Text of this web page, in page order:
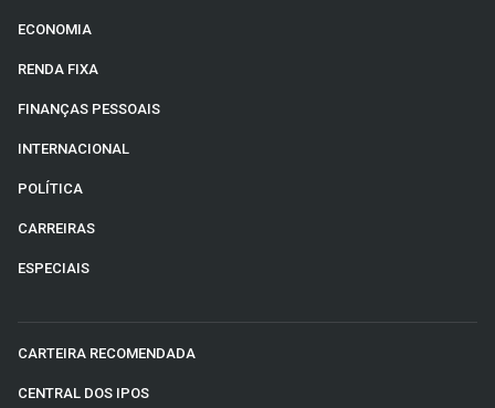
ECONOMIA
RENDA FIXA
FINANÇAS PESSOAIS
INTERNACIONAL
POLÍTICA
CARREIRAS
ESPECIAIS
CARTEIRA RECOMENDADA
CENTRAL DOS IPOS